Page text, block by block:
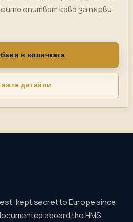
опитват кава за първи
в количката
детайли
kept secret to Europe since
aboard the HMS